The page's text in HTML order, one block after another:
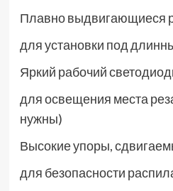
Плавно выдвигающиеся
для установки под
Яркий рабочий
для освещения места
нужны)
Высокие упоры,
для безопасности